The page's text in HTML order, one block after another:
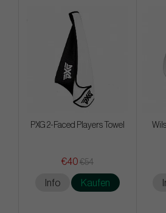
PXG 2-Faced Players Towel
€40 €54
Info Kaufen